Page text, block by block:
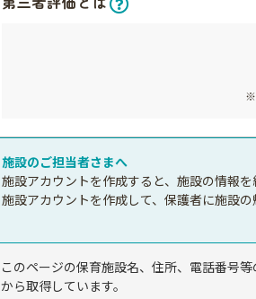
※
施設のご担当者さまへ
施設アカウントを作成すると、施設の情報を
施設アカウントを作成して、保護者に施設
このページの保育施設名、住所、電話番号
から取得しています。